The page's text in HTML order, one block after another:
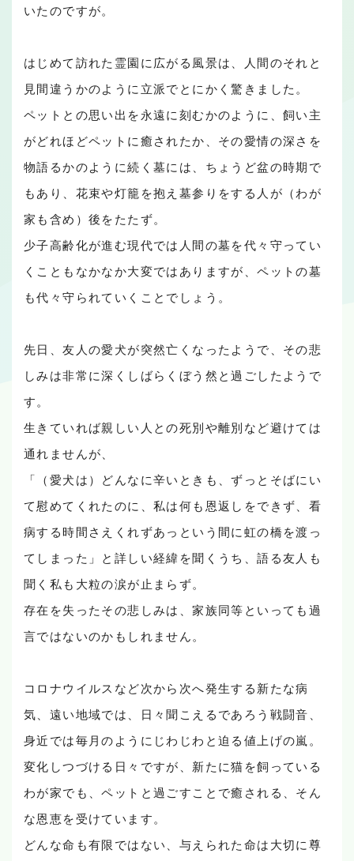
いたのですが。
はじめて訪れた霊園に広がる風景は、人間のそれと
見間違うかのように立派でとにかく驚きました。
ペットとの思い出を永遠に刻むかのように、飼い主
がどれほどペットに癒されたか、その愛情の深さを
物語るかのように続く墓には、ちょうど盆の時期で
もあり、花束や灯籠を抱え墓参りをする人が（わが
家も含め）後をたたず。
少子高齢化が進む現代では人間の墓を代々守ってい
くこともなかなか大変ではありますが、ペットの墓
も代々守られていくことでしょう。
先日、友人の愛犬が突然亡くなったようで、その悲
しみは非常に深くしばらくぼう然と過ごしたようで
す。
生きていれば親しい人との死別や離別など避けては
通れませんが、
「（愛犬は）どんなに辛いときも、ずっとそばにい
て慰めてくれたのに、私は何も恩返しをできず、看
病する時間さえくれずあっという間に虹の橋を渡っ
てしまった」と詳しい経緯を聞くうち、語る友人も
聞く私も大粒の涙が止まらず。
存在を失ったその悲しみは、家族同等といっても過
言ではないのかもしれません。
コロナウイルスなど次から次へ発生する新たな病
気、遠い地域では、日々聞こえるであろう戦闘音、
身近では毎月のようにじわじわと迫る値上げの嵐。
変化しつづける日々ですが、新たに猫を飼っている
わが家でも、ペットと過ごすことで癒される、そん
な恩恵を受けています。
どんな命も有限ではない、与えられた命は大切に尊